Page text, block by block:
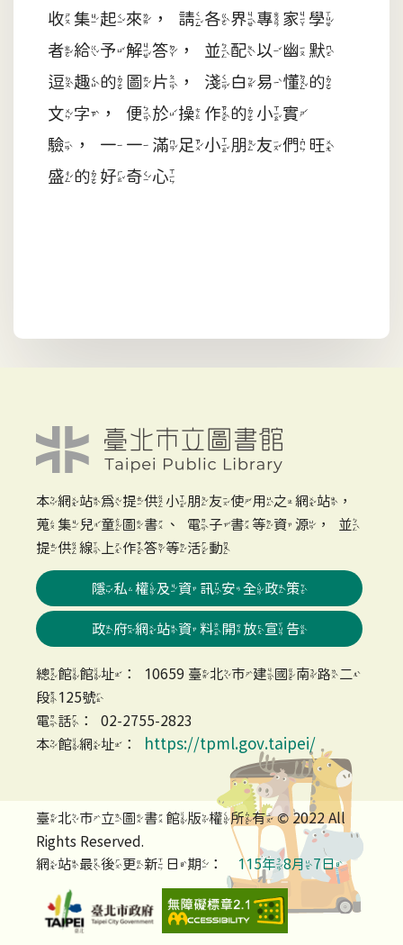
收集起來，請各界專家學
者給予解答，並配以幽默
逗趣的圖片，淺白易懂的
文字，便於操作的小實
驗，一一滿足小朋友們旺
盛的好奇心
本網站為提供小朋友使用之網站，
蒐集兒童圖書、電子書等資源，並
提供線上作答等活動
隱私權及資訊安全政策
政府網站資料開放宣告
總館館址：10659 臺北市建國南路二
段125號
電話：02-2755-2823
本館網址：
https://tpml.gov.taipei/
臺北市立圖書館版權所有 © 2022 All
Rights Reserved.
網站最後更新日期：
115年8月7日